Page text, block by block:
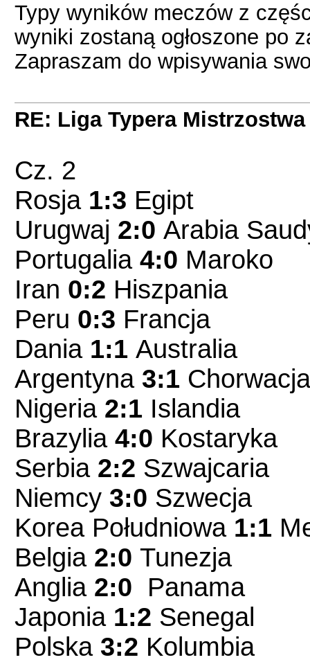
Typy wyników meczów z
wyniki zostaną ogłoszone po
Zapraszam do wpisywania
RE: Liga Typera Mistrzostwa
Cz. 2
Rosja 1:3 Egipt
Urugwaj 2:0 Arabia
Portugalia 4:0 Maroko
Iran 0:2 Hiszpania
Peru 0:3 Francja
Dania 1:1 Australia
Argentyna 3:1 Chorwacja
Nigeria 2:1 Islandia
Brazylia 4:0 Kostaryka
Serbia 2:2 Szwajcaria
Niemcy 3:0 Szwecja
Korea Południowa 1:1
Belgia 2:0 Tunezja
Anglia 2:0 Panama
Japonia 1:2 Senegal
Polska 3:2 Kolumbia